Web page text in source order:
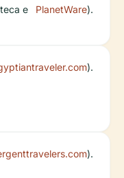
e
PlanetWare).
).
).